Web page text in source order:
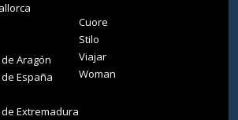
Aragón
España
Extremadura
Cuore
Stilo
Viajar
Woman